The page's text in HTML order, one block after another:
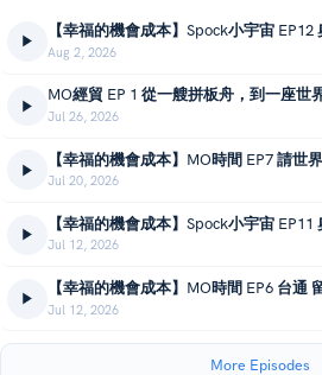
Aug 2, 2026
Jul 26, 2026
【幸福的機會成本】MO時間 EP7 請世
Jul 20, 2026
Jul 12, 2026
【幸福的機會成本】MO時間 EP6 台通
Jul 12, 2026
More Episodes